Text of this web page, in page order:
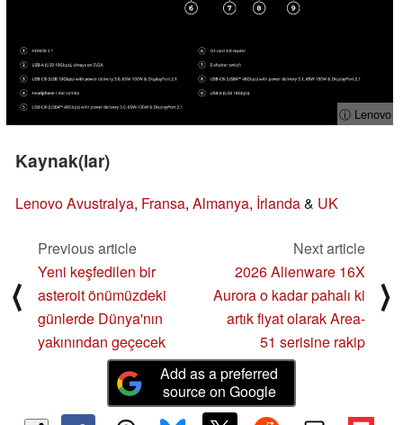
ⓘ Lenovo
Kaynak(lar)
Lenovo Avustralya, Fransa, Almanya, İrlanda& UK
⟨
Previous article
Yeni keşfedilen bir
asteroit önümüzdeki
günlerde Dünya'nın
yakınından geçecek
Next article
2026 Alienware 16X
Aurora o kadar pahalı ki
artık fiyat olarak Area-
51 serisine rakip
⟩
Add as a preferred
source on Google